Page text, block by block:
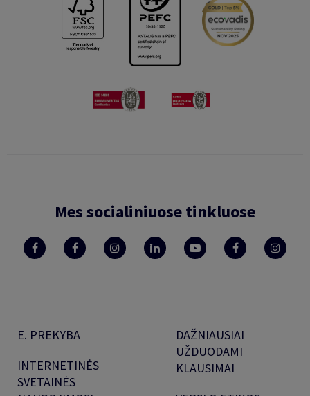
Mes socialiniuose tinkluose
E. PREKYBA
INTERNETINĖS
SVETAINĖS
DAŽNIAUSIAI
UŽDUODAMI
KLAUSIMAI